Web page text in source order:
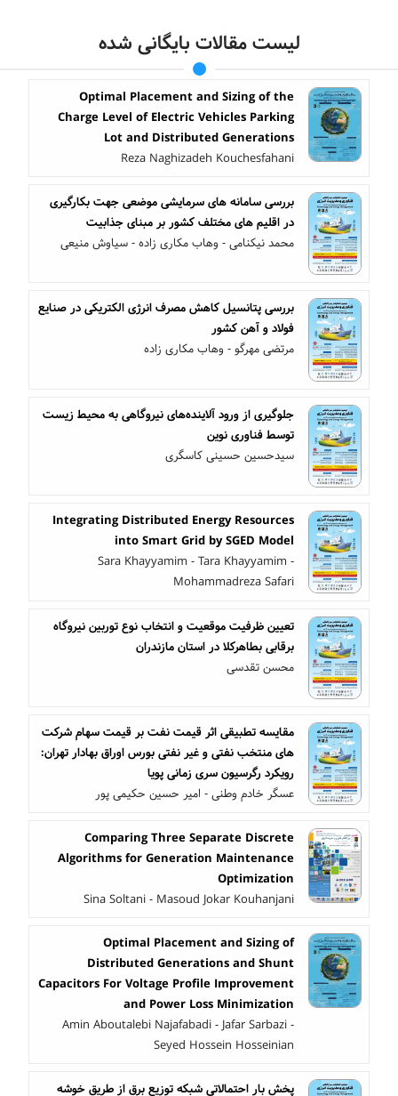
لیست مقالات بایگانی شده
Optimal Placement and Sizing of the
Charge Level of Electric Vehicles Parking
Lot and Distributed Generations
Reza Naghizadeh Kouchesfahani
بررسی سامانه های سرمایشی موضعی جهت بکارگیری
در اقلیم های مختلف کشور بر مبنای جذابیت
محمد نیکنامی - وهاب مکاری زاده - سیاوش منیعی
بررسی پتانسیل کاهش مصرف انرژی الکتریکی در صنایع
فولاد و آهن کشور
مرتضی مهرگو - وهاب مکاری زاده
جلوگیری از ورود آلاینده‌های نیروگاهی به محیط زیست
توسط فناوری نوین
سیدحسین حسینی کاسگری
Integrating Distributed Energy Resources
into Smart Grid by SGED Model
Sara Khayyamim - Tara Khayyamim -
Mohammadreza Safari
تعیین ظرفیت موقعیت و انتخاب نوع توربین نیروگاه
برقابی بطاهرکلا در استان مازندران
محسن تقدسی
مقایسه تطبیقی اثر قیمت نفت بر قیمت سهام شرکت
های منتخب نفتی و غیر نفتی بورس اوراق بهادار تهران:
رویکرد رگرسیون سری زمانی پویا
عسگر خادم وطنی - امیر حسین حکیمی پور
Comparing Three Separate Discrete
Algorithms for Generation Maintenance
Optimization
Sina Soltani - Masoud Jokar Kouhanjani
Optimal Placement and Sizing of
Distributed Generations and Shunt
Capacitors For Voltage Profile Improvement
and Power Loss Minimization
Amin Aboutalebi Najafabadi - Jafar Sarbazi -
Seyed Hossein Hosseinian
پخش بار احتمالاتی شبکه توزیع برق از طریق خوشه